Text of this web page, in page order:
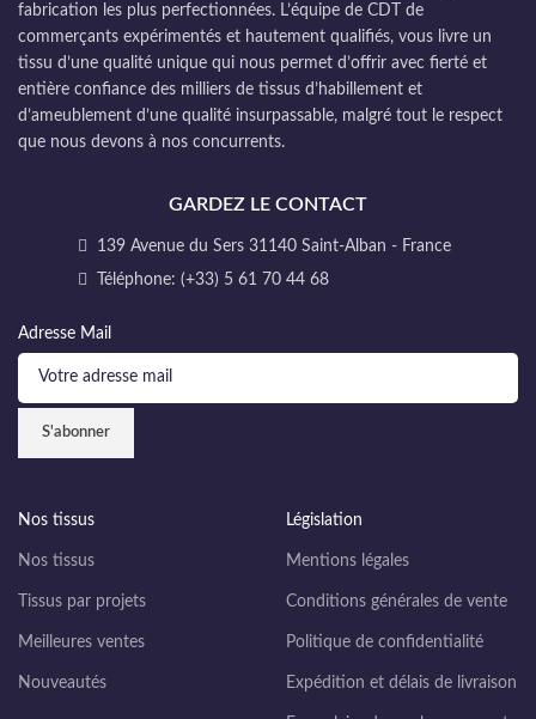
fabrication les plus perfectionnées. L’équipe de CDT de
commerçants expérimentés et hautement qualifiés, vous livre un
tissu d’une qualité unique qui nous permet d’offrir avec fierté et
entière confiance des milliers de tissus d’habillement et
d’ameublement d’une qualité insurpassable, malgré tout le respect
que nous devons à nos concurrents.
GARDEZ LE CONTACT
139 Avenue du Sers 31140 Saint-Alban - France
Téléphone: (+33) 5 61 70 44 68
Adresse Mail
Nos tissus
Nos tissus
Tissus par projets
Meilleures ventes
Nouveautés
Législation
Mentions légales
Conditions générales de vente
Politique de confidentialité
Expédition et délais de livraison